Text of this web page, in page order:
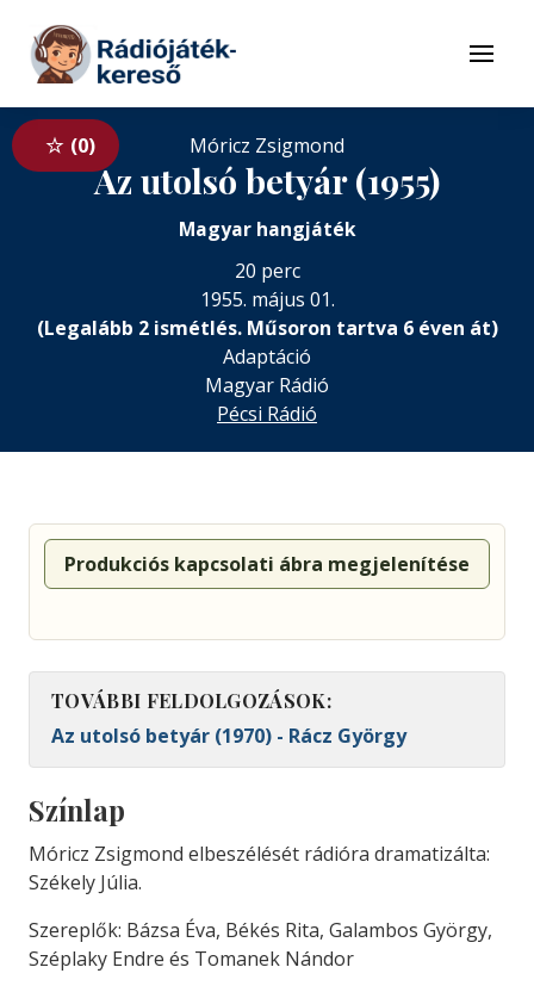
Tovább a tartalomhoz
Menü
0 Móricz Zsigmond
Az utolsó betyár (1955)
Magyar hangjáték
20 perc
1955. május 01.
(Legalább 2 ismétlés. Műsoron tartva 6 éven át)
Adaptáció
Magyar Rádió
Pécsi Rádió
Produkciós kapcsolati ábra megjelenítése
TOVÁBBI FELDOLGOZÁSOK:
Az utolsó betyár (1970) - Rácz György
Színlap
Móricz Zsigmond elbeszélését rádióra dramatizálta:
Székely Júlia.
Szereplők: Bázsa Éva, Békés Rita, Galambos György,
Széplaky Endre és Tomanek Nándor